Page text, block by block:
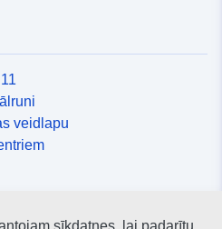
veidlapu
sīkdatnes, lai padarītu